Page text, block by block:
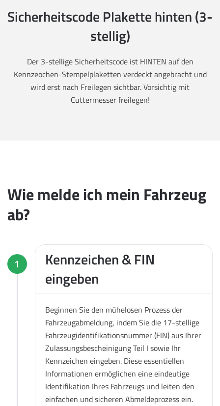
Sicherheitscode Plakette hinten (3-
stellig)
Der 3-stellige Sicherheitscode ist HINTEN auf den
Kennzeochen-Stempelplaketten verdeckt angebracht und
wird erst nach Freilegen sichtbar. Vorsichtig mit
Cuttermesser freilegen!
Wie melde ich mein Fahrzeug
ab?
1
Kennzeichen & FIN
eingeben
Beginnen Sie den mühelosen Prozess der
Fahrzeugabmeldung, indem Sie die 17-stellige
Fahrzeugidentifikationsnummer (FIN) aus Ihrer
Zulassungsbescheinigung Teil I sowie Ihr
Kennzeichen eingeben. Diese essentiellen
Informationen ermöglichen eine eindeutige
Identifikation Ihres Fahrzeugs und leiten den
einfachen und sicheren Abmeldeprozess ein.